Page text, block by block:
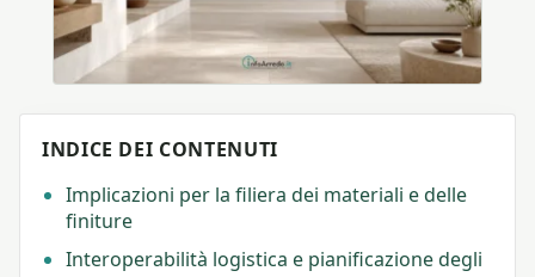
INDICE DEI CONTENUTI
Implicazioni per la filiera dei materiali e delle
finiture
Interoperabilità logistica e pianificazione degli